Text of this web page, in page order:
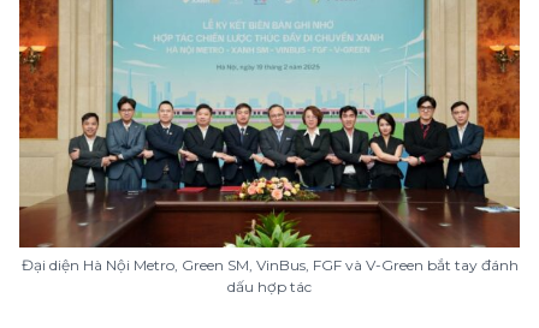
Đại diện Hà Nội Metro, Green SM, VinBus, FGF và V-Green bắt tay đánh
dấu hợp tác